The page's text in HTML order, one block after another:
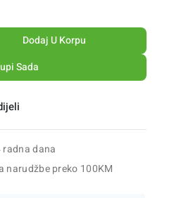
Dodaj U Korpu
Sada
radna dana
narudžbe preko 100KM